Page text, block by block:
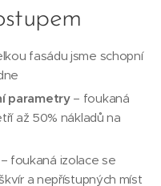
fasádu jsme schopní
parametry– foukaná
až 50% nákladů na
foukaná izolace se
a nepřístupných míst